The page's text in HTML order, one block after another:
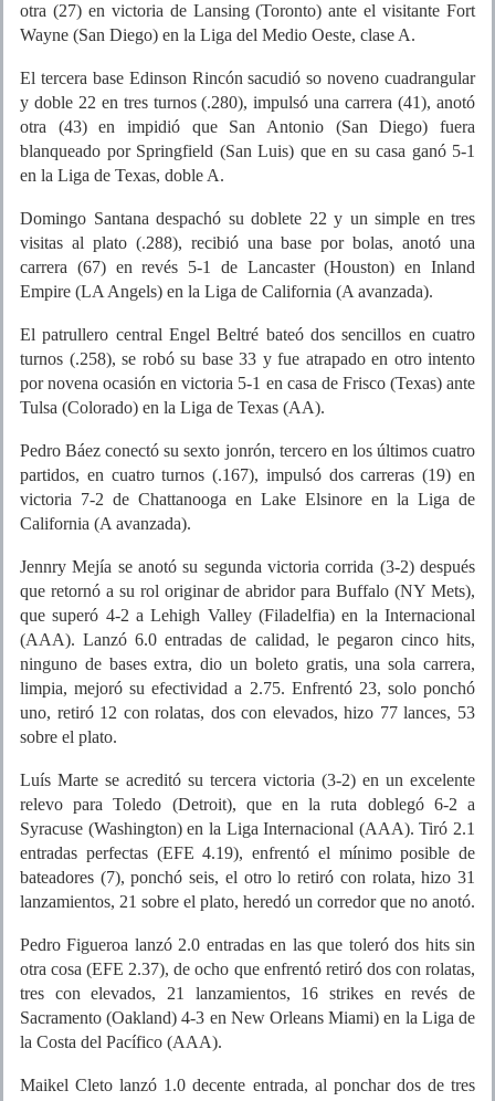
otra (27) en victoria de Lansing (Toronto) ante el visitante Fort
Wayne (San Diego) en la Liga del Medio Oeste, clase A.
El tercera base Edinson Rincón sacudió so noveno cuadrangular
y doble 22 en tres turnos (.280), impulsó una carrera (41), anotó
otra (43) en impidió que San Antonio (San Diego) fuera
blanqueado por Springfield (San Luis) que en su casa ganó 5-1
en la Liga de Texas, doble A.
Domingo Santana despachó su doblete 22 y un simple en tres
visitas al plato (.288), recibió una base por bolas, anotó una
carrera (67) en revés 5-1 de Lancaster (Houston) en Inland
Empire (LA Angels) en la Liga de California (A avanzada).
El patrullero central Engel Beltré bateó dos sencillos en cuatro
turnos (.258), se robó su base 33 y fue atrapado en otro intento
por novena ocasión en victoria 5-1 en casa de Frisco (Texas) ante
Tulsa (Colorado) en la Liga de Texas (AA).
Pedro Báez conectó su sexto jonrón, tercero en los últimos cuatro
partidos, en cuatro turnos (.167), impulsó dos carreras (19) en
victoria 7-2 de Chattanooga en Lake Elsinore en la Liga de
California (A avanzada).
Jennry Mejía se anotó su segunda victoria corrida (3-2) después
que retornó a su rol originar de abridor para Buffalo (NY Mets),
que superó 4-2 a Lehigh Valley (Filadelfia) en la Internacional
(AAA). Lanzó 6.0 entradas de calidad, le pegaron cinco hits,
ninguno de bases extra, dio un boleto gratis, una sola carrera,
limpia, mejoró su efectividad a 2.75. Enfrentó 23, solo ponchó
uno, retiró 12 con rolatas, dos con elevados, hizo 77 lances, 53
sobre el plato.
Luís Marte se acreditó su tercera victoria (3-2) en un excelente
relevo para Toledo (Detroit), que en la ruta doblegó 6-2 a
Syracuse (Washington) en la Liga Internacional (AAA). Tiró 2.1
entradas perfectas (EFE 4.19), enfrentó el mínimo posible de
bateadores (7), ponchó seis, el otro lo retiró con rolata, hizo 31
lanzamientos, 21 sobre el plato, heredó un corredor que no anotó.
Pedro Figueroa lanzó 2.0 entradas en las que toleró dos hits sin
otra cosa (EFE 2.37), de ocho que enfrentó retiró dos con rolatas,
tres con elevados, 21 lanzamientos, 16 strikes en revés de
Sacramento (Oakland) 4-3 en New Orleans Miami) en la Liga de
la Costa del Pacífico (AAA).
Maikel Cleto lanzó 1.0 decente entrada, al ponchar dos de tres